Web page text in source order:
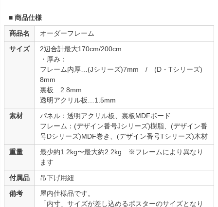
■ 商品仕様
商品名
オーダーフレーム
サイズ
2辺合計最大170cm/200cm
・厚み：
フレーム内厚…(Jシリーズ)7mm / (D・Tシリーズ)
8mm
裏板…2.8mm
透明アクリル板…1.5mm
素材
パネル：透明アクリル板、裏板MDFボード
フレーム：(デザイン番号Jシリーズ)樹脂、(デザイン番
号Dシリーズ)MDF巻き、(デザイン番号Tシリーズ)木材
重量
最少約1.2kg〜最大約2.2kg ※フレームにより異なり
ます
付属品
吊下げ用紐
備考
屋内仕様品です。
「内寸」サイズが差し込めるポスターのサイズとなり